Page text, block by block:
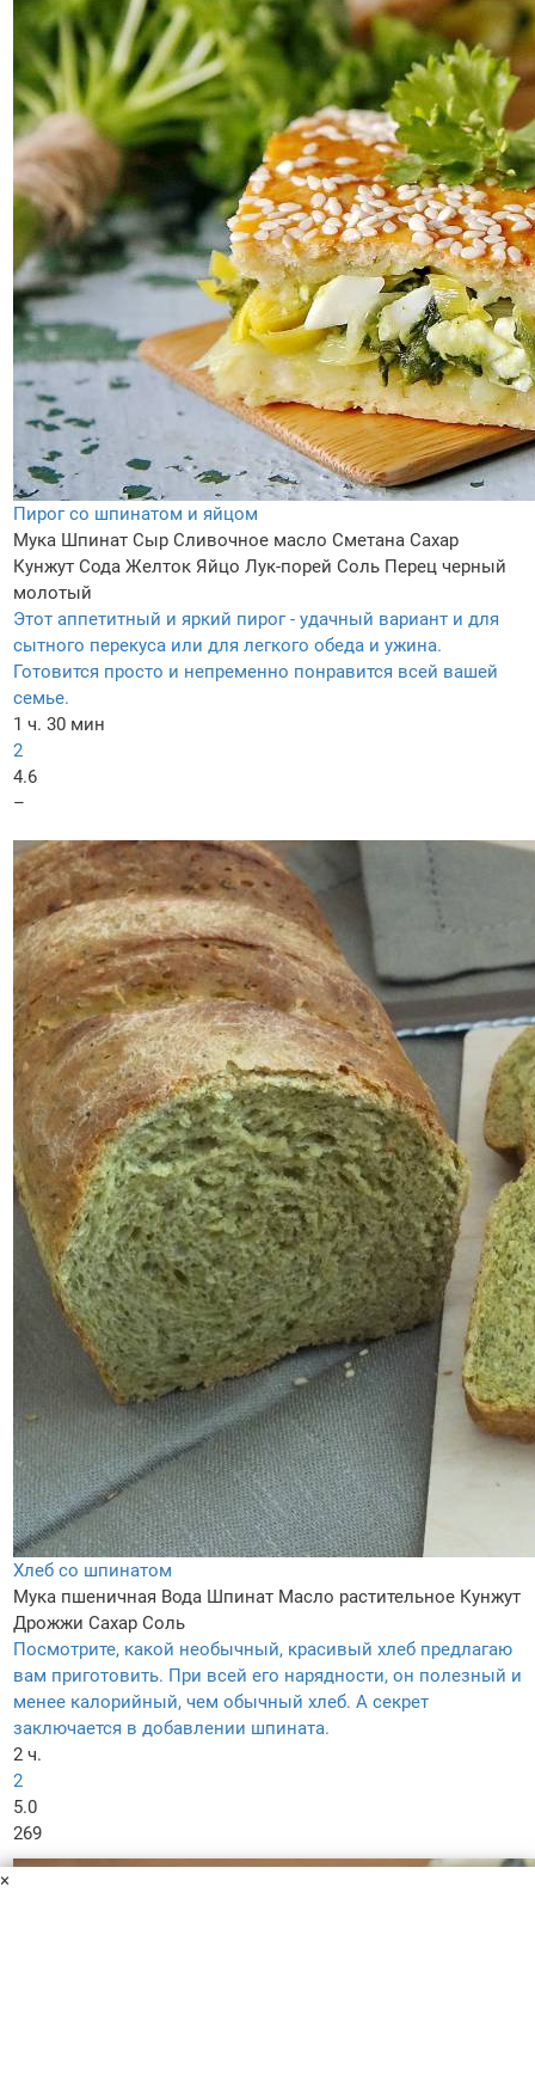
Пирог со шпинатом и яйцом
Мука Шпинат Сыр Сливочное масло Сметана Сахар
Кунжут Сода Желток Яйцо Лук-порей Соль Перец черный
молотый
Этот аппетитный и яркий пирог - удачный вариант и для
сытного перекуса или для легкого обеда и ужина.
Готовится просто и непременно понравится всей вашей
семье.
1 ч. 30 мин
2
4.6
–
Хлеб со шпинатом
Мука пшеничная Вода Шпинат Масло растительное Кунжут
Дрожжи Сахар Соль
Посмотрите, какой необычный, красивый хлеб предлагаю
вам приготовить. При всей его нарядности, он полезный и
менее калорийный, чем обычный хлеб. А секрет
заключается в добавлении шпината.
2 ч.
2
5.0
269
×